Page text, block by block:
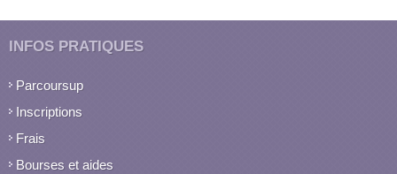
INFOS PRATIQUES
Parcoursup
Inscriptions
Frais
Bourses et aides